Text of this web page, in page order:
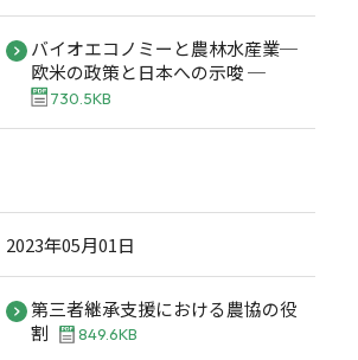
バイオエコノミーと農林水産業─
欧米の政策と日本への示唆 ─
730.5KB
2023年05月01日
第三者継承支援における農協の役
割
849.6KB